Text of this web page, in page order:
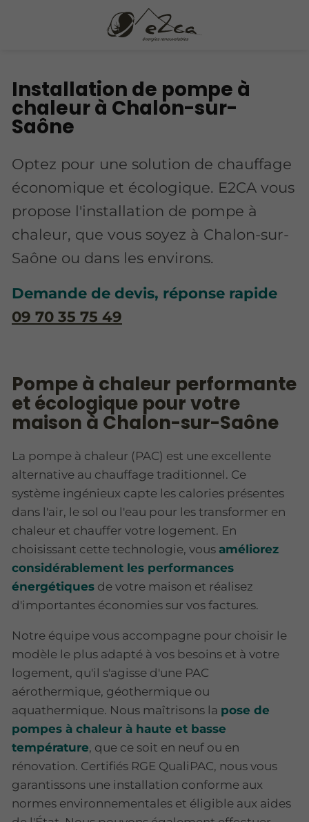
Installation de pompe à
chaleur à Chalon-sur-
Saône
Optez pour une solution de chauffage
économique et écologique. E2CA vous
propose l'installation de pompe à
chaleur, que vous soyez à Chalon-sur-
Saône ou dans les environs.
Demande de devis, réponse rapide
09 70 35 75 49
Pompe à chaleur performante
et écologique pour votre
maison à Chalon-sur-Saône
La pompe à chaleur (PAC) est une excellente
alternative au chauffage traditionnel. Ce
système ingénieux capte les calories présentes
dans l'air, le sol ou l'eau pour les transformer en
chaleur et chauffer votre logement. En
choisissant cette technologie, vous améliorez
considérablement les performances
énergétiques de votre maison et réalisez
d'importantes économies sur vos factures.
Notre équipe vous accompagne pour choisir le
modèle le plus adapté à vos besoins et à votre
logement, qu'il s'agisse d'une PAC
aérothermique, géothermique ou
aquathermique. Nous maîtrisons la pose de
pompes à chaleur à haute et basse
température, que ce soit en neuf ou en
rénovation. Certifiés RGE QualiPAC, nous vous
garantissons une installation conforme aux
normes environnementales et éligible aux aides